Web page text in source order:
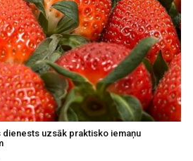
uzsāk praktisko iemaņu